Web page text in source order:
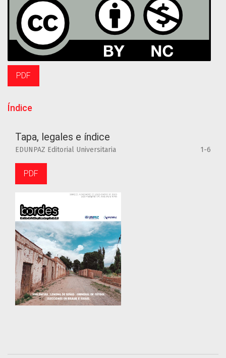
PDF
Índice
Tapa, legales e índice
EDUNPAZ Editorial Universitaria 1-6
PDF